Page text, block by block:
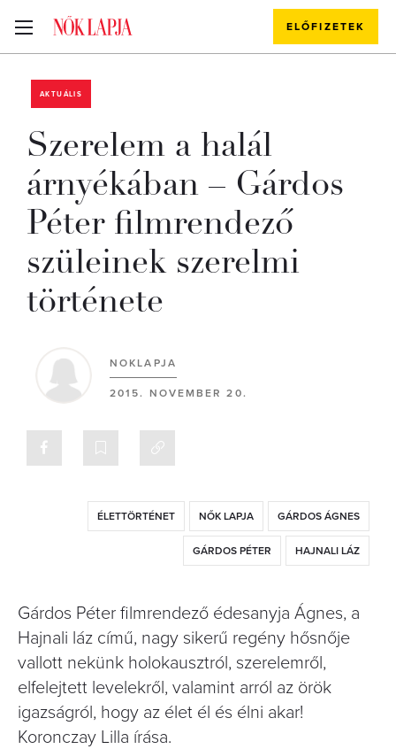
ELŐFIZETEK
AKTUÁLIS
Szerelem a halál
árnyékában – Gárdos
Péter filmrendező
szüleinek szerelmi
története
NOKLAPJA
2015. NOVEMBER 20.
ÉLETTÖRTÉNET NŐK LAPJA GÁRDOS ÁGNES
GÁRDOS PÉTER HAJNALI LÁZ
Gárdos Péter filmrendező édesanyja Ágnes, a
Hajnali láz című, nagy sikerű regény hősnője
vallott nekünk holokausztról, szerelemről,
elfelejtett levelekről, valamint arról az örök
igazságról, hogy az élet él és élni akar!
Koronczay Lilla írása.